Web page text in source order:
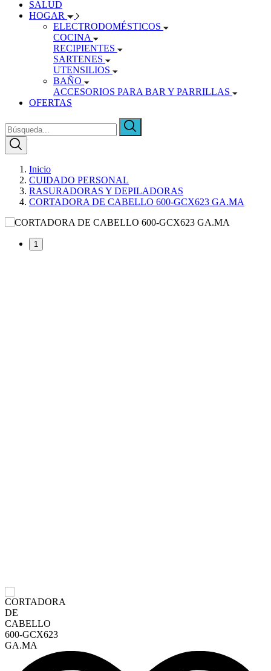
SALUD
HOGAR
ELECTRODOMÉSTICOS
COCINA
RECIPIENTES
SARTENES
UTENSILIOS
BAÑO
ACCESORIOS PARA BAR Y PARRILLAS
OFERTAS
Inicio
CUIDADO PERSONAL
RASURADORAS Y DEPILADORAS
CORTADORA DE CABELLO 600-GCX623 GA.MA
1